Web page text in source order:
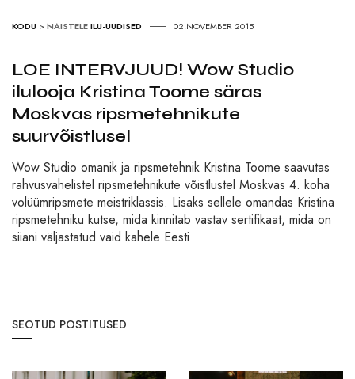
KODU >NAISTELEILU-UUDISED 02.NOVEMBER 2015
LOE INTERVJUUD! Wow Studio
ilulooja Kristina Toome säras
Moskvas ripsmetehnikute
suurvõistlusel
Wow Studio omanik ja ripsmetehnik Kristina Toome saavutas
rahvusvahelistel ripsmetehnikute võistlustel Moskvas 4. koha
volüümripsmete meistriklassis. Lisaks sellele omandas Kristina
ripsmetehniku kutse, mida kinnitab vastav sertifikaat, mida on
siiani väljastatud vaid kahele Eesti
SEOTUD POSTITUSED